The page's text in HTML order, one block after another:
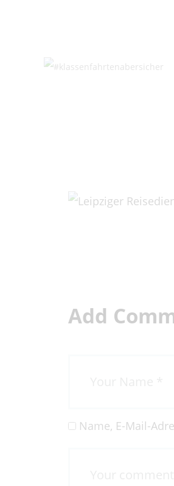
Add
Name, E-Mail-